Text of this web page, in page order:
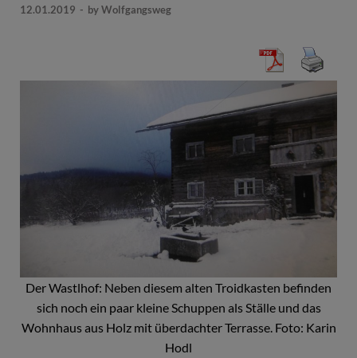
12.01.2019 - byWolfgangsweg
Der Wastlhof: Neben diesem alten Troidkasten befinden
sich noch ein paar kleine Schuppen als Ställe und das
Wohnhaus aus Holz mit überdachter Terrasse. Foto: Karin
Hodl